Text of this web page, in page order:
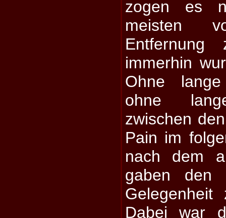
zogen es
meisten
immerhin
Ohne
ohne
zwischen
Pain im
nach dem
gaben den
Gelegenheit
Dabei war